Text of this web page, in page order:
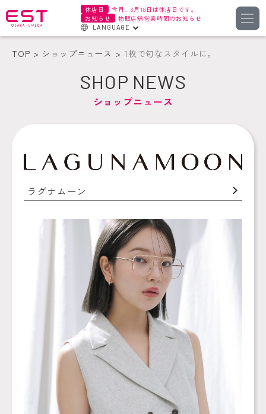
休店日
今月、8月18日は休店日です。
お知らせ
物販店舗営業時間のお知らせ
LANGUAGE
簡体字
繁体字
TOP ショップニュース 1枚で旬なスタイルに。
SHOP NEWS
ショップニュース
ラグナムーン